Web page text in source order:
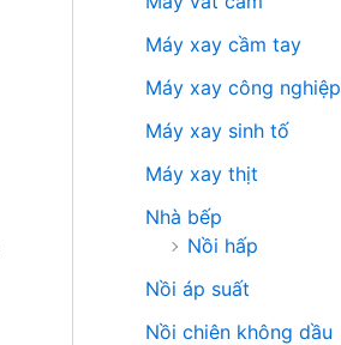
Máy xay cầm tay
Máy xay công nghiệp
Máy xay sinh tố
Máy xay thịt
Nhà bếp
Nồi hấp
Nồi áp suất
Nồi chiên không dầu